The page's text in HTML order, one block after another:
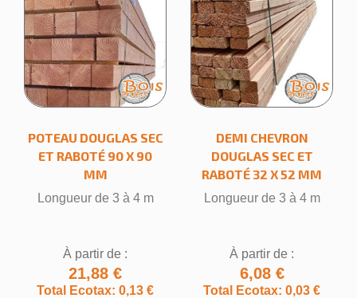
POTEAU DOUGLAS SEC
ET RABOTÉ 90 X 90
MM
Longueur de 3 à 4 m
À partir de :
21,88 €
Total Ecotax: 0,13 €
DEMI CHEVRON
DOUGLAS SEC ET
RABOTÉ 32 X 52 MM
Longueur de 3 à 4 m
À partir de :
6,08 €
Total Ecotax: 0,03 €